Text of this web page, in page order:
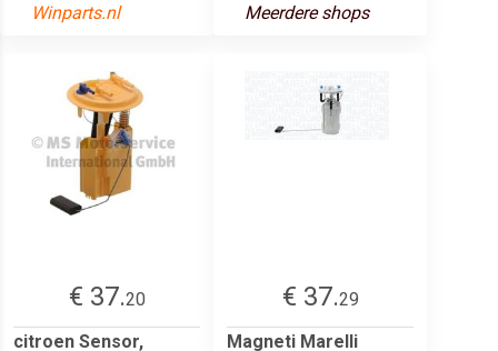
Winparts.nl Meerdere shops
€ 37.20
citroen Sensor,
€ 37.29
Magneti Marelli